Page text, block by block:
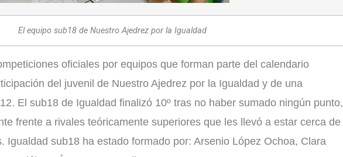
El equipo sub18 de Nuestro Ajedrez por la Igualdad
oficiales por equipos que forman parte del calendario
del juvenil de Nuestro Ajedrez por la Igualdad y de una
El sub18 de Igualdad finalizó 10º tras no haber sumado ningún punto,
frente a rivales teóricamente superiores que les llevó a estar cerca de
Igualdad sub18 ha estado formado por: Arsenio López Ochoa, Clara